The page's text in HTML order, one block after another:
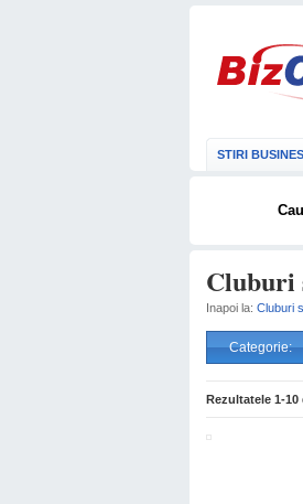
STIRI
Cluburi
Inapoi la: Cluburi
Categorie:
Rezultatele 1-10